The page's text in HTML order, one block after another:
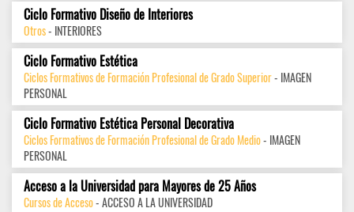
Ciclo Formativo Diseño de Interiores
Otros- INTERIORES
Ciclo Formativo Estética
Ciclos Formativos de Formación Profesional de Grado Superior- IMAGEN
PERSONAL
Ciclo Formativo Estética Personal Decorativa
Ciclos Formativos de Formación Profesional de Grado Medio- IMAGEN
PERSONAL
Acceso a la Universidad para Mayores de 25 Años
Cursos de Acceso- ACCESO A LA UNIVERSIDAD